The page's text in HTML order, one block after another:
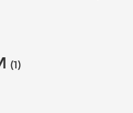
(1)